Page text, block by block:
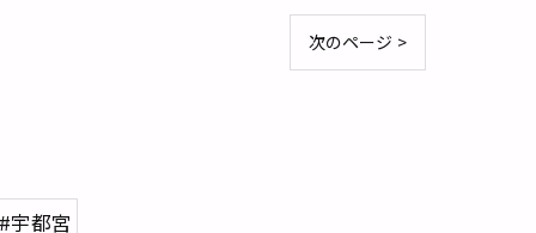
次のページ >
宇都宮